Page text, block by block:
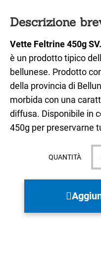
Descrizione
Vette Feltrine 450g SV.
è un prodotto tipico
bellunese. Prodotto
della provincia di
morbida con una
diffusa. Disponibile in
450g per preservarne
QUANTITÀ